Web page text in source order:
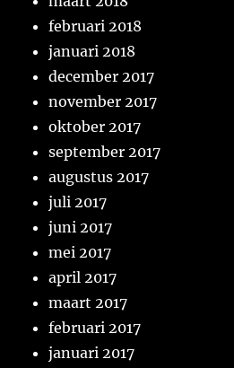
februari 2018
januari 2018
december 2017
november 2017
oktober 2017
september 2017
augustus 2017
juli 2017
juni 2017
mei 2017
april 2017
maart 2017
februari 2017
januari 2017